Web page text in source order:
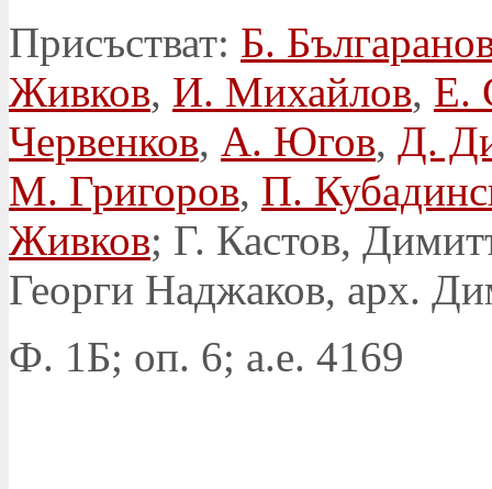
Присъстват: Б.
Живков, И. Михайлов, Е.
Червенков, А. Югов, Д.
М. Григоров, П.
Живков; Г. Кастов,
Георги Наджаков, арх.
Ф. 1Б; оп. 6; а.е. 4169